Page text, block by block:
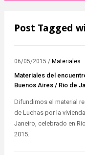
Post Tagged
06/05/2015 / Materiales
Materiales del
Buenos Aires / Rio de
Difundimos el material
de Luchas por la
Janeiro, celebrado en
2015.